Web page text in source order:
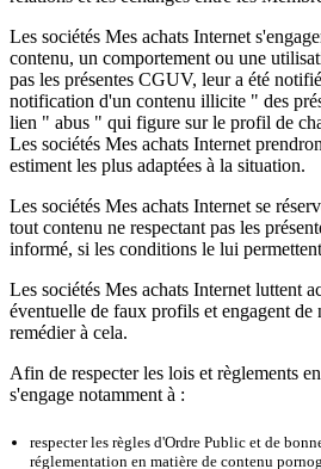
Les sociétés Mes achats Internet
contenu, un comportement ou une
pas les présentes CGUV, leur a été
notification d'un contenu illicite " des
lien " abus " qui figure sur le profil de
Les sociétés Mes achats Internet
estiment les plus adaptées à la situation.
Les sociétés Mes achats Internet se
tout contenu ne respectant pas les
informé, si les conditions le lui
Les sociétés Mes achats Internet luttent
éventuelle de faux profils et engagent de
remédier à cela.
Afin de respecter les lois et règlements
s'engage notamment à :
respecter les règles d'Ordre Public et de
réglementation en matière de contenu